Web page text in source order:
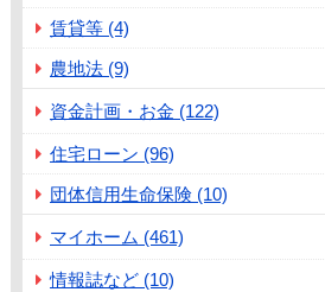
賃貸等 (4)
農地法 (9)
資金計画・お金 (122)
住宅ローン (96)
団体信用生命保険 (10)
マイホーム (461)
情報誌など (10)